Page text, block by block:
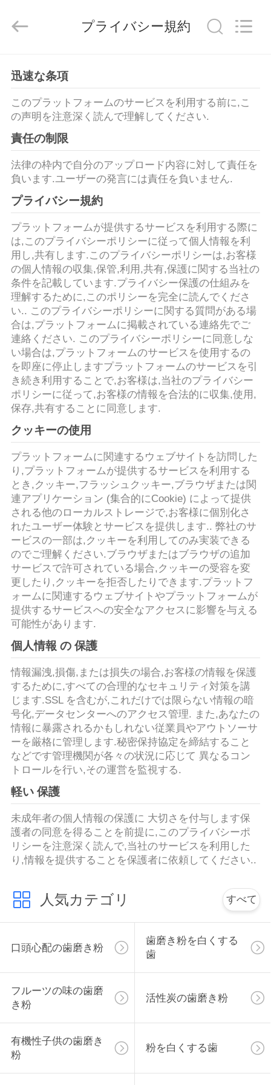
家
プ
ロ
ダ
ク
ト
ビ
デ
オ
私
達
に
つ
い
て
工
場
旅
行
品
質
管
理
私
達
に
連
絡
し
さ
い
引
用
を
要
求
Rights
プライバシー規約
迅速な条項
このプラットフォームのサービスを利用する前に,こ
の声明を注意深く読んで理解してください.
責任の制限
法律の枠内で自分のアップロード内容に対して責任を
負います.ユーザーの発言には責任を負いません.
プライバシー規約
プラットフォームが提供するサービスを利用する際に
は,このプライバシーポリシーに従って個人情報を利
用し,共有します.このプライバシーポリシーは,お客様
の個人情報の収集,保管,利用,共有,保護に関する当社の
条件を記載しています.プライバシー保護の仕組みを
理解するために,このポリシーを完全に読んでくださ
い.. このプライバシーポリシーに関する質問がある場
合は,プラットフォームに掲載されている連絡先でご
連絡ください. このプライバシーポリシーに同意しな
い場合は,プラットフォームのサービスを使用するの
を即座に停止しますプラットフォームのサービスを引
き続き利用することで,お客様は,当社のプライバシー
ポリシーに従って,お客様の情報を合法的に収集,使用,
保存,共有することに同意します.
クッキーの使用
プラットフォームに関連するウェブサイトを訪問した
り,プラットフォームが提供するサービスを利用する
とき,クッキー,フラッシュクッキー,ブラウザまたは関
連アプリケーション (集合的にCookie) によって提供
される他のローカルストレージで,お客様に個別化さ
れたユーザー体験とサービスを提供します.. 弊社のサ
ービスの一部は,クッキーを利用してのみ実装できる
のでご理解ください.ブラウザまたはブラウザの追加
サービスで許可されている場合,クッキーの受容を変
更したり,クッキーを拒否したりできます.プラットフ
ォームに関連するウェブサイトやプラットフォームが
提供するサービスへの安全なアクセスに影響を与える
可能性があります.
個人情報 の 保護
情報漏洩,損傷,または損失の場合,お客様の情報を保護
するために,すべての合理的なセキュリティ対策を講
じます.SSL を含むが,これだけでは限らない情報の暗
号化,データセンターへのアクセス管理. また,あなたの
情報に暴露されるかもしれない従業員やアウトソーサ
ーを厳格に管理します.秘密保持協定を締結すること
などです管理機関が各々の状況に応じて 異なるコン
トロールを行い,その運営を監視する.
軽い 保護
未成年者の個人情報の保護に 大切さを付与します保
護者の同意を得ることを前提に,このプライバシーポ
リシーを注意深く読んで,当社のサービスを利用した
り,情報を提供することを保護者に依頼してください..
人気カテゴリ すべて
口頭心配の歯磨き粉
歯磨き粉を白くする
歯
フルーツの味の歯磨
き粉
活性炭の歯磨き粉
有機性子供の歯磨き
粉
粉を白くする歯